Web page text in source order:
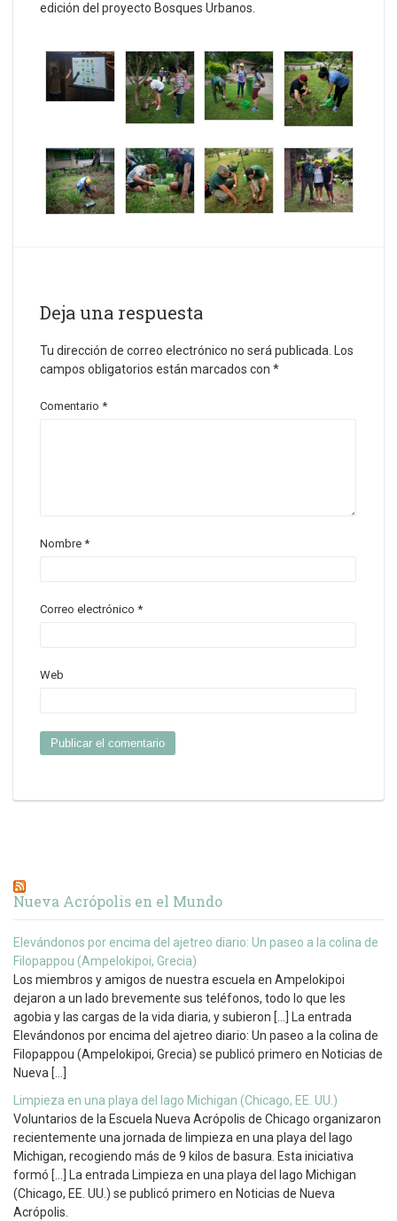
edición del proyecto Bosques Urbanos.
Deja una respuesta
Tu dirección de correo electrónico no será publicada.
Los
campos obligatorios están marcados con *
Comentario *
Nombre *
Correo electrónico *
Web
Nueva Acrópolis en el Mundo
Elevándonos por encima del ajetreo diario: Un paseo a la colina de
Filopappou (Ampelokipoi, Grecia)
Los miembros y amigos de nuestra escuela en Ampelokipoi
dejaron a un lado brevemente sus teléfonos, todo lo que les
agobia y las cargas de la vida diaria, y subieron […] La entrada
Elevándonos por encima del ajetreo diario: Un paseo a la colina de
Filopappou (Ampelokipoi, Grecia) se publicó primero en Noticias de
Nueva […]
Limpieza en una playa del lago Michigan (Chicago, EE. UU.)
Voluntarios de la Escuela Nueva Acrópolis de Chicago organizaron
recientemente una jornada de limpieza en una playa del lago
Michigan, recogiendo más de 9 kilos de basura. Esta iniciativa
formó […] La entrada Limpieza en una playa del lago Michigan
(Chicago, EE. UU.) se publicó primero en Noticias de Nueva
Acrópolis.